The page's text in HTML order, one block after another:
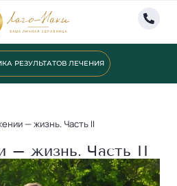
РЕЗУЛЬТАТОВ ЛЕЧЕНИЯ
— жизнь. Часть II
– жизнь. Часть II